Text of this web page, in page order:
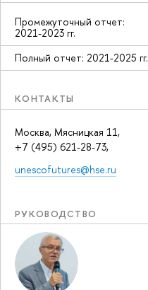
Промежуточный отчет:
2021-2023 гг.
Полный отчет: 2021-2025 гг.
КОНТАКТЫ
Москва, Мясницкая 11,
+7 (495) 621-28-73,
unescofutures@hse.ru
РУКОВОДСТВО